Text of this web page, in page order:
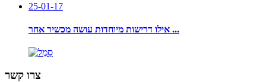
25-01-17
אילו דרישות מיוחדות עושה מכשיר אחר ...
צרו קשר